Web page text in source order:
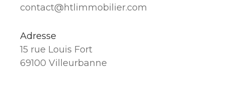
contact@htlimmobilier.com
Adresse
15 rue Louis Fort
69100 Villeurbanne